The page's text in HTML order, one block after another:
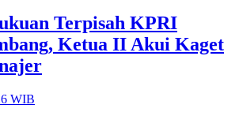
Terpisah KPRI
Ketua II Akui Kaget
WIB